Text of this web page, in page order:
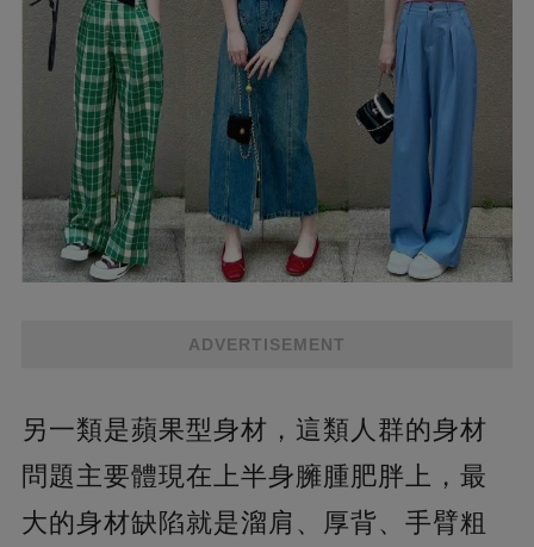
ADVERTISEMENT
另一類是蘋果型身材，這類人群的身材
問題主要體現在上半身臃腫肥胖上，最
大的身材缺陷就是溜肩、厚背、手臂粗